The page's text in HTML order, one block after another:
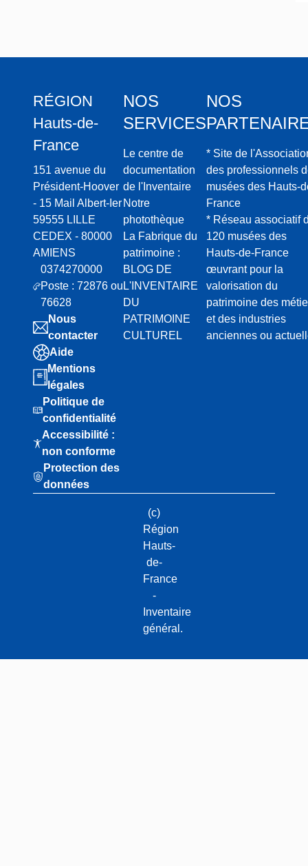
RÉGION
Hauts-de-
France
151 avenue du
Président-Hoover
- 15 Mail Albert-Ier
59555 LILLE
CEDEX - 80000
AMIENS
0374270000
Poste : 72876 ou
76628
Nous
contacter
Aide
Mentions
légales
Politique de
confidentialité
Accessibilité :
non conforme
Protection des
données
NOS
SERVICES
Le centre de
documentation
de l'Inventaire
Notre
photothèque
La Fabrique du
patrimoine :
BLOG DE
L'INVENTAIRE
DU
PATRIMOINE
CULTUREL
NOS
* Site de
des professionnels
musées des Hauts-
France
* Réseau associatif
120 musées des
Hauts-de-France
œuvrant pour la
valorisation du
patrimoine des
et des industries
anciennes ou
(c)
Région
Hauts-
de-
France
-
Inventaire
général.